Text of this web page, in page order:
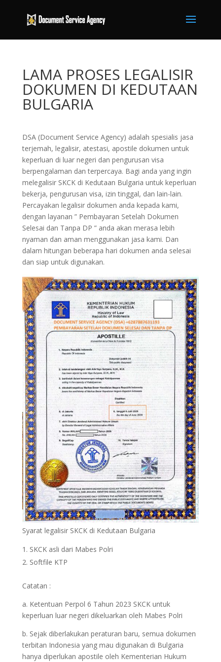
LAMA PROSES LEGALISIR
DOKUMEN DI KEDUTAAN
BULGARIA
DSA (Document Service Agency) adalah spesialis jasa
terjemah, legalisir, atestasi, apostile dokumen untuk
keperluan di luar negeri dan pengurusan visa
berpengalaman dan terpercaya. Bagi anda yang ingin
melegalisir SKCK di Kedutaan Bulgaria untuk keperluan
bekerja, pengurusan visa, izin tinggal, dan lain-lain.
Percayakan legalisir dokumen anda kepada kami,
dengan layanan ” Pembayaran Setelah Dokumen
Selesai dan Tanpa DP ” anda akan merasa lebih
nyaman dan aman menggunakan jasa kami. Dan
dalam hitungan beberapa hari dokumen anda selesai
dan siap untuk digunakan.
Syarat legalisir SKCK di Kedutaan Bulgaria
SKCK asli dari Mabes Polri
Softfile KTP
Catatan :
a. Ketentuan Perpol 6 Tahun 2023 SKCK untuk
keperluan luar negeri dikeluarkan oleh Mabes Polri
b. Sejak diberlakukan peraturan baru, semua dokumen
terbitan Indonesia yang mau digunakan di Bulgaria
hanya diperlukan apostile oleh Kementerian Hukum